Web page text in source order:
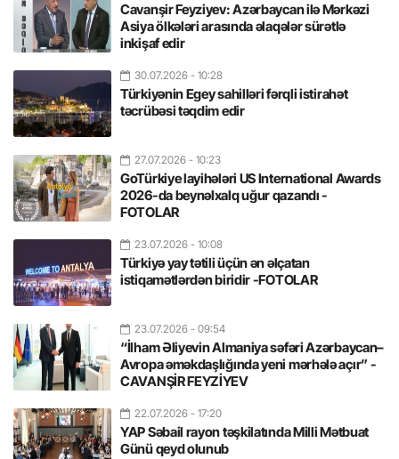
Cavanşir Feyziyev: Azərbaycan ilə Mərkəzi
Asiya ölkələri arasında əlaqələr sürətlə
inkişaf edir
30.07.2026 - 10:28
Türkiyənin Egey sahilləri fərqli istirahət
təcrübəsi təqdim edir
27.07.2026 - 10:23
GoTürkiye layihələri US International Awards
2026-da beynəlxalq uğur qazandı -
FOTOLAR
23.07.2026 - 10:08
Türkiyə yay tətili üçün ən əlçatan
istiqamətlərdən biridir -FOTOLAR
23.07.2026 - 09:54
“İlham Əliyevin Almaniya səfəri Azərbaycan–
Avropa əməkdaşlığında yeni mərhələ açır” -
CAVANŞİR FEYZİYEV
22.07.2026 - 17:20
YAP Səbail rayon təşkilatında Milli Mətbuat
Günü qeyd olunub